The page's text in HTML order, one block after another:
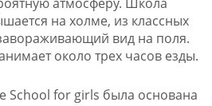
на холме, из классных
вид на поля.
около трех часов езды.
School for girls была основана